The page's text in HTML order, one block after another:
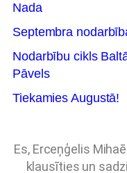
Nada
Septembra
Nodarbību cikls
Pāvels
Tiekamies Augustā!
Es, Erceņģelis
klausīties un